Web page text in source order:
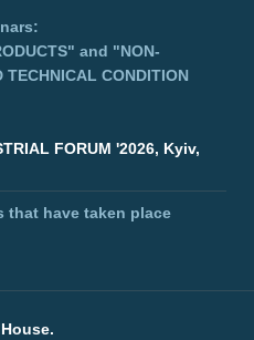
and "NON-
TECHNICAL CONDITION
FORUM '2026, Kyiv,
that have taken place